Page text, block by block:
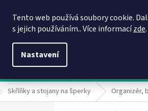
Tento web používá soubory cookie.
s jejich používáním.. Více informacízde.
Nastavení
Skříňky a stojany na šperky Organizér,